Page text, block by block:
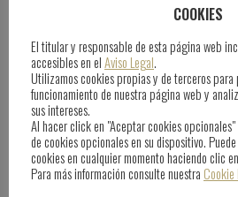
Hiking to Roque Nublo
25 de June de 2025
COOKIES
El titular y responsable de esta página web
accesibles en elAviso Legal.
Utilizamos cookies propias y de terceros
funcionamiento de nuestra página web y
sus intereses.
Al hacer click en "Aceptar cookies
de cookies opcionales en su dispositivo.
cookies en cualquier momento haciendo clic
Para más información consulte nuestra